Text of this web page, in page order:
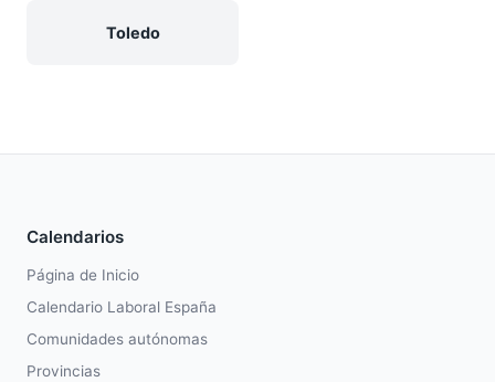
Toledo
Calendarios
Página de Inicio
Calendario Laboral España
Comunidades autónomas
Provincias